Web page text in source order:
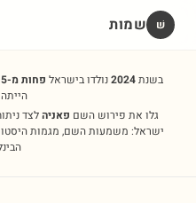
שׁ שמות
בשנת2024נולדו בישראל פחות מ-5
הייתה
גלו את פירוש השם פאניהלצד
ישראל: משמעות השם, מגמות